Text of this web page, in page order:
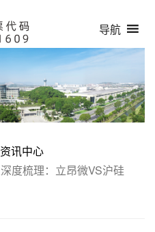
导航
讯中心
度梳理：立昂微VS沪硅